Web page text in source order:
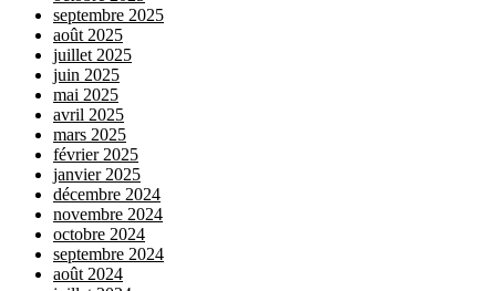
septembre 2025
août 2025
juillet 2025
juin 2025
mai 2025
avril 2025
mars 2025
février 2025
janvier 2025
décembre 2024
novembre 2024
octobre 2024
septembre 2024
août 2024